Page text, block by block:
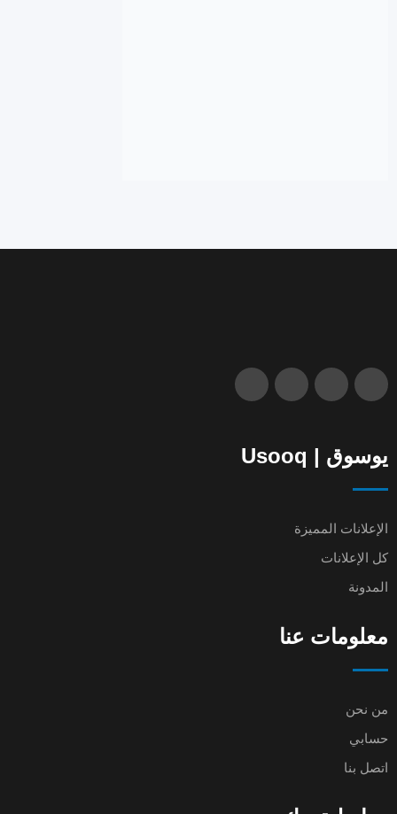
يوسوق | Usooq
الإعلانات المميزة
كل الإعلانات
المدونة
معلومات عنا
من نحن
حسابي
اتصل بنا